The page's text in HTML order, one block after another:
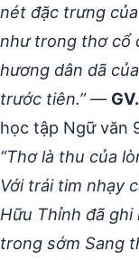
nét đặc trưng
như trong thơ cổ
hương dân dã
trước tiên.”—
học tập Ngữ văn
“Thơ là thu của
Với trái tim nhạy
Hữu Thỉnh đã
trong sớm Sang